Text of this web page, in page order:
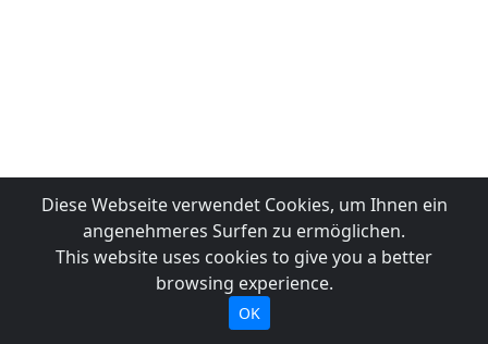
Diese Webseite verwendet Cookies, um Ihnen ein
angenehmeres Surfen zu ermöglichen.
This website uses cookies to give you a better
browsing experience.
OK